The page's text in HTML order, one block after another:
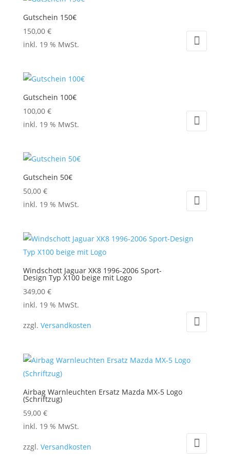
Gutschein 150€
150,00 €
inkl. 19 % MwSt.
Gutschein 100€
100,00 €
inkl. 19 % MwSt.
Gutschein 50€
50,00 €
inkl. 19 % MwSt.
Windschott Jaguar XK8 1996-2006 Sport-
Design Typ X100 beige mit Logo
349,00 €
inkl. 19 % MwSt.
zzgl. Versandkosten
Airbag Warnleuchten Ersatz Mazda MX-5 Logo
(Schriftzug)
59,00 €
inkl. 19 % MwSt.
zzgl. Versandkosten